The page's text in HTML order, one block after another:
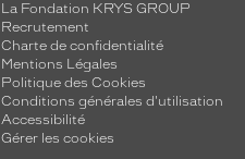
La Fondation KRYS GROUP
Recrutement
Charte de confidentialité
Mentions Légales
Politique des Cookies
Conditions générales d'utilisation
Accessibilité
Gérer les cookies